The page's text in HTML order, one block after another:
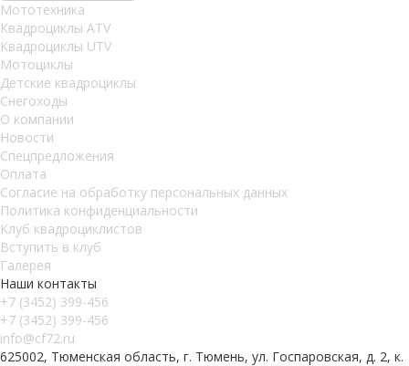
Мототехника
Квадроциклы ATV
Квадроциклы UTV
Мотоциклы
Детские квадроциклы
Снегоходы
О компании
Новости
Спецпредложения
Оплата
Согласие на обработку персональных данных
Политика конфиденциальности
Клуб квадроциклистов
Вступить в клуб
Галерея
Наши контакты
+7 (3452) 399-456
+7 (3452) 399-456
info@cf72.ru
625002, Тюменская область, г. Тюмень, ул. Госпаровская, д. 2, к.